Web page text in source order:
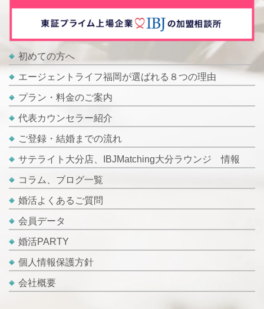
初めての方へ
エージェントライフ福岡が選ばれる８つの理由
プラン・料金のご案内
代表カウンセラー紹介
ご登録・結婚までの流れ
サテライト大分店、IBJMatching大分ラウンジ 情報
コラム、ブログ一覧
婚活よくあるご質問
会員データ
婚活PARTY
個人情報保護方針
会社概要